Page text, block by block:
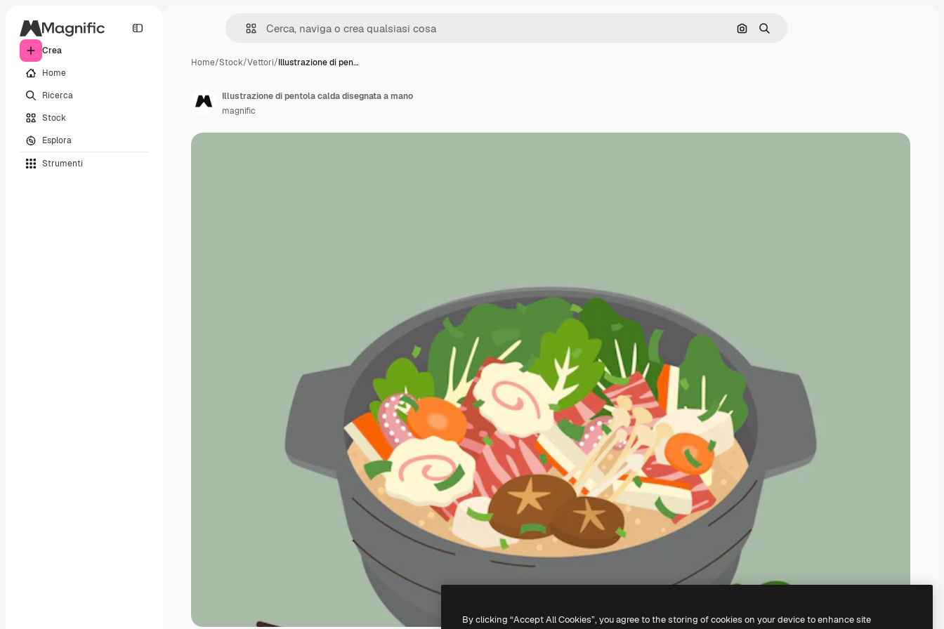
Crea
Home
Ricerca
Stock
Esplora
Strumenti
Cerca per immagine
Ricerca
Home/Stock/Vettori/Illustrazione di pen…
Illustrazione di pentola calda disegnata a mano
magnific
By clicking “Accept All Cookies”, you agree to the storing of cookies on your device to enhance site